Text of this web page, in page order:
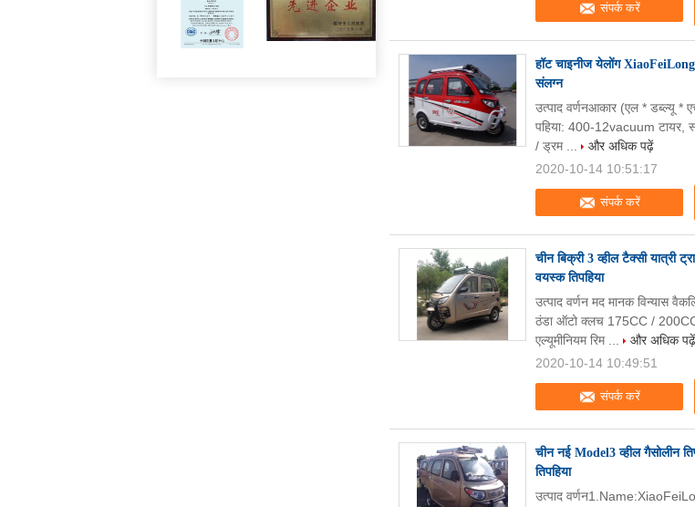
संपर्क करें
हॉट चाइनीज येलोंग
संलग्न
संपर्क करें
उत्पाद वर्णनआकार (एल * डब्ल्यू *
पहिया: 400-12vacuum टायर,
/ ड्रम ...
और अधिक पढ़ें
2020-10-14 10:51:17
चीन बिक्री 3 व्हील टैक्सी यात्री
वयस्क तिपहिया
संपर्क करें
उत्पाद वर्णन मद मानक विन्यास
ठंडा ऑटो क्लच 175CC / 200CC
एल्यूमीनियम रिम ...
और अधिक पढ़ें
2020-10-14 10:49:51
चीन नई Model3 व्हील गैसोलीन
तिपहिया
उत्पाद